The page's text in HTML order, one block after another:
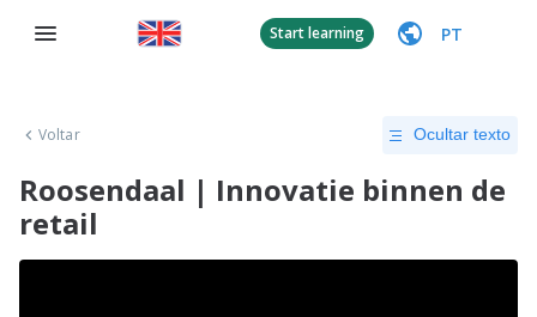
Start learning PT
Voltar Ocultar texto
Roosendaal | Innovatie binnen de
retail